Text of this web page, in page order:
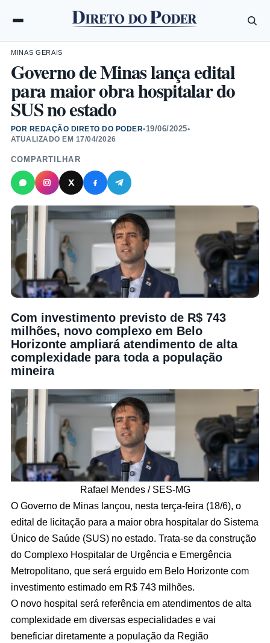
MINAS GERAIS
Governo de Minas lança edital
para maior obra hospitalar do
SUS no estado
POR REDAÇÃO DIRETO DO PODER•19/06/2025•
ATUALIZADO EM 17/04/2026
COMPARTILHAR
Com investimento previsto de R$ 743
milhões, novo complexo em Belo
Horizonte ampliará atendimento de alta
complexidade para toda a população
mineira
Rafael Mendes / SES-MG
O Governo de Minas lançou, nesta terça-feira (18/6), o
edital de licitação para a maior obra hospitalar do Sistema
Único de Saúde (SUS) no estado. Trata-se da construção
do Complexo Hospitalar de Urgência e Emergência
Metropolitano, que será erguido em Belo Horizonte com
investimento estimado em R$ 743 milhões.
O novo hospital será referência em atendimentos de alta
complexidade em diversas especialidades e vai
beneficiar diretamente a população da Região